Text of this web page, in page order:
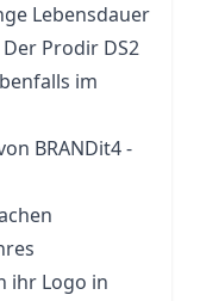
Lebensdauer
Prodir DS2
im
BRANDit4 -
ihr Logo in